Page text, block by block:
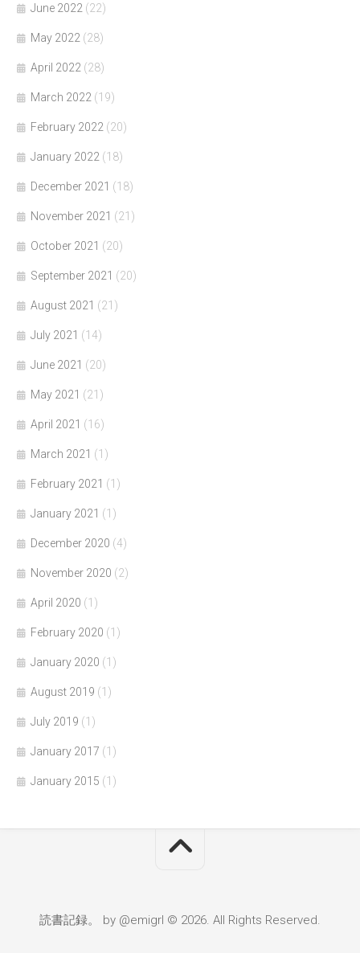
June 2022 (22)
May 2022 (28)
April 2022 (28)
March 2022 (19)
February 2022 (20)
January 2022 (18)
December 2021 (18)
November 2021 (21)
October 2021 (20)
September 2021 (20)
August 2021 (21)
July 2021 (14)
June 2021 (20)
May 2021 (21)
April 2021 (16)
March 2021 (1)
February 2021 (1)
January 2021 (1)
December 2020 (4)
November 2020 (2)
April 2020 (1)
February 2020 (1)
January 2020 (1)
August 2019 (1)
July 2019 (1)
January 2017 (1)
January 2015 (1)
読書記録。 by @emigrl © 2026. All Rights Reserved.